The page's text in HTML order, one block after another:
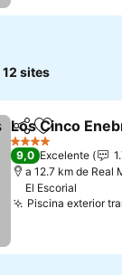
12 sites
PartilharAdicionar
Los Cinco
4 Estrelas
9,0 Excelente
a 12.7 km de Real
El Escorial
Piscina exterior